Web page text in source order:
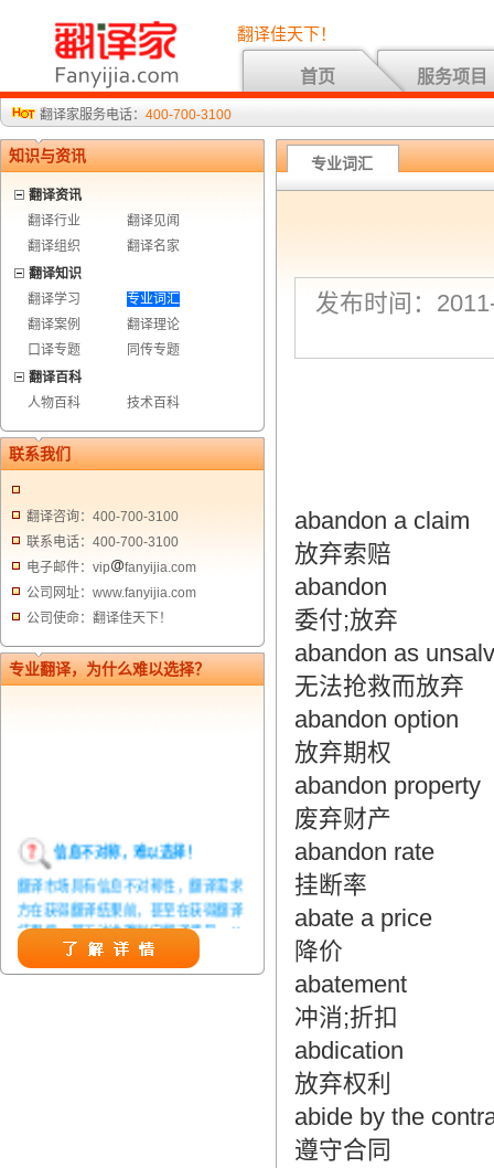
翻译佳天下！
首页 服务项目
翻译家服务电话： 400-700-3100
知识与资讯
翻译资讯
翻译行业
翻译见闻
翻译组织
翻译名家
翻译知识
翻译学习
专业词汇
翻译案例
翻译理论
口译专题
同传专题
翻译百科
人物百科
技术百科
联系我们
翻译咨询：400-700-3100
联系电话：400-700-3100
电子邮件：vip
fanyijia.com
公司网址：www.fanyijia.com
公司使命：翻译佳天下！
专业翻译，为什么难以选择？
翻译市场具有信息不对称性，翻译需求
方在获得翻译结果前，甚至在获得翻译
结果后，都无法准确判定翻译质量。从
而给劣质翻译者提供了一定生存条件，
造成翻译市场鱼龙混杂，难以选择。
专业词汇
发布时间：
abandon a claim
放弃索赔
abandon
委付;放弃
abandon as
无法抢救而放弃
abandon option
放弃期权
abandon property
废弃财产
abandon rate
挂断率
abate a price
降价
abatement
冲消;折扣
abdication
放弃权利
abide by the
遵守合同